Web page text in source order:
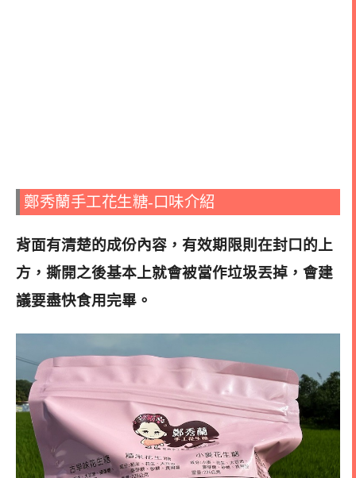
鄭秀蘭手工花生糖-口味介紹
背面有清楚的成份內容，有效期限則在封口的上
方，撕開之後基本上就會被當作垃圾丟掉，會建
議要盡快食用完畢。